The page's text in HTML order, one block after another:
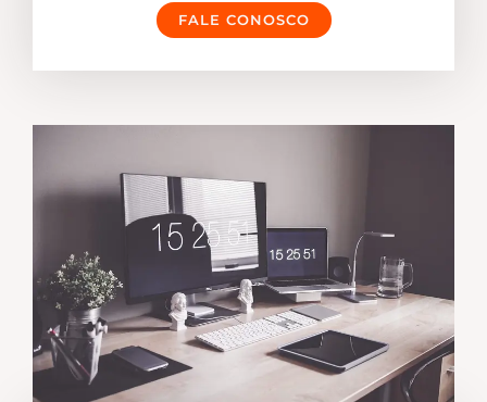
FALE CONOSCO